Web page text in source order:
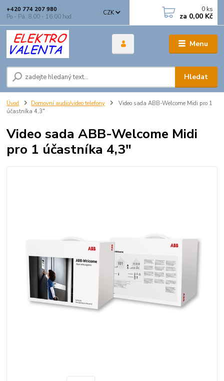
Menu
CZK
Hledat
+420 774 207 980
Po - Pá: 8.00 - 16.00 hod.
0 ks
za 0,00 Kč
Úvod Domovní audio/video telefony
Video sada ABB-Welcome Midi pro 1
účastníka 4,3"
Video sada ABB-Welcome Midi
pro 1 účastníka 4,3"